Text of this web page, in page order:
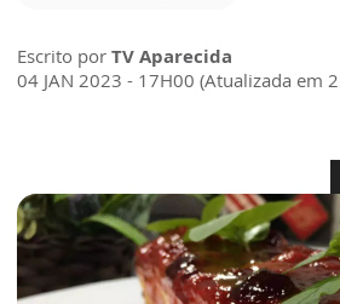
Escrito por TV Aparecida
04 JAN 2023 - 17H00 (Atualizada em